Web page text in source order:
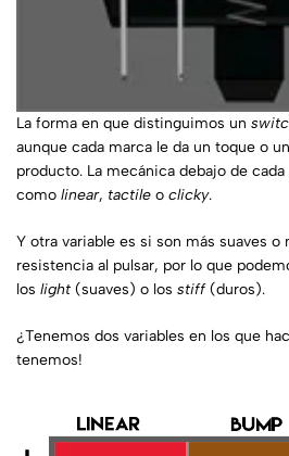
La forma en que distinguimos un
aunque cada marca le da un toque o
producto. La mecánica debajo de
como linear, tactile o clicky.
Y otra variable es si son más suaves o
resistencia al pulsar, por lo que
los light (suaves) o los stiff(duros).
¿Tenemos dos variables en los que
tenemos!